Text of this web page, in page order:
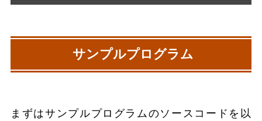
サンプルプログラム
まずはサンプルプログラムのソースコードを以